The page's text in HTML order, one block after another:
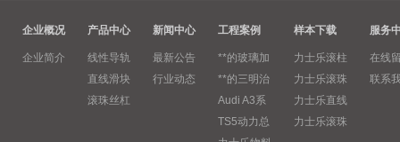
企业概况
企业简介
产品中心
线性导轨
直线滑块
滚珠丝杠
新闻中心
最新公告
行业动态
工程案例
**的玻璃加
**的三明治
Audi A3系
TS5动力总
样本下载
力士乐滚柱
力士乐滚珠
力士乐直线
力士乐滚珠
服务
在线
联系